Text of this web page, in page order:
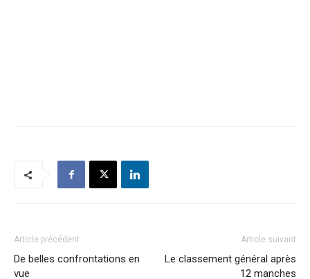
Article précédent
De belles confrontations en
vue
Article suivant
Le classement général après
12 manches